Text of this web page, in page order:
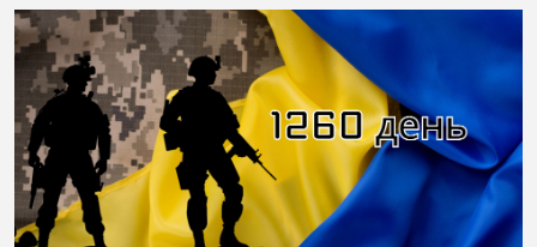
Війна
Новини
Кримінал
Здоров'я